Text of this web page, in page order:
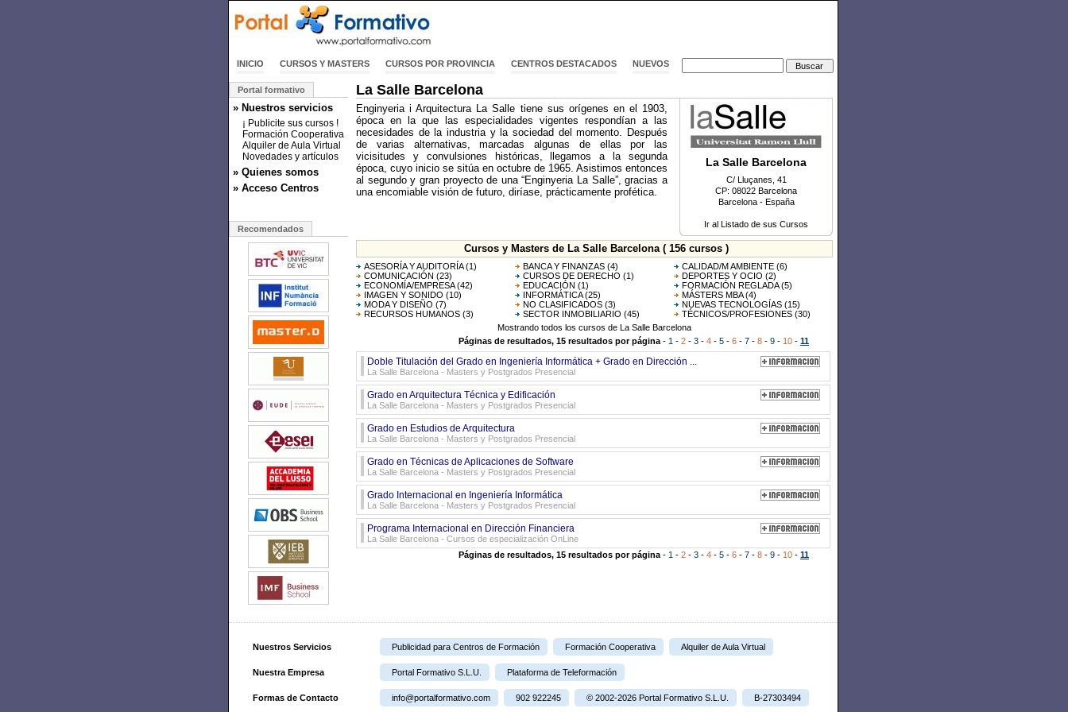
INICIO CURSOS Y MASTERS CURSOS POR PROVINCIA CENTROS DESTACADOS NUEVOS
Portal formativo
» Nuestros servicios
¡ Publicite sus cursos !
Formación Cooperativa
Alquiler de Aula Virtual
Novedades y artículos
» Quienes somos
» Acceso Centros
Recomendados
La Salle Barcelona
La Salle Barcelona
C/ Lluçanes, 41
CP: 08022 Barcelona
Barcelona - España
Ir al Listado de sus Cursos
Enginyeria i Arquitectura La Salle tiene sus orígenes en el 1903,
época en la que las especialidades vigentes respondían a las
necesidades de la industria y la sociedad del momento. Después
de varias alternativas, marcadas algunas de ellas por las
vicisitudes y convulsiones históricas, llegamos a la segunda
época, cuyo inicio se sitúa en octubre de 1965. Asistimos entonces
al segundo y gran proyecto de una “Enginyeria La Salle”, gracias a
una encomiable visión de futuro, diríase, prácticamente profética.
Cursos y Masters de La Salle Barcelona ( 156 cursos )
ASESORÍA Y AUDITORÍA(1) BANCA Y FINANZAS (4) CALIDAD/M AMBIENTE (6)
COMUNICACIÓN (23) CURSOS DE DERECHO (1) DEPORTES Y OCIO (2)
ECONOMÍA/EMPRESA(42) EDUCACIÓN (1) FORMACIÓN REGLADA(5)
IMAGEN Y SONIDO (10) INFORMÁTICA(25) MÁSTERS MBA(4)
MODA Y DISEÑO (7) NO CLASIFICADOS (3) NUEVAS TECNOLOGÍAS (15)
RECURSOS HUMANOS (3) SECTOR INMOBILIARIO (45) TÉCNICOS/PROFESIONES (30)
Mostrando todos los cursos de La Salle Barcelona
Páginas de resultados, 15 resultados por página - 1 - 2 - 3 - 4 - 5 - 6 - 7 - 8 - 9 - 10 - 11
Doble Titulación del Grado en Ingeniería Informática + Grado en Dirección ...
La Salle Barcelona - Masters y Postgrados Presencial
Grado en Arquitectura Técnica y Edificación
La Salle Barcelona - Masters y Postgrados Presencial
Grado en Estudios de Arquitectura
La Salle Barcelona - Masters y Postgrados Presencial
Grado en Técnicas de Aplicaciones de Software
La Salle Barcelona - Masters y Postgrados Presencial
Grado Internacional en Ingeniería Informática
La Salle Barcelona - Masters y Postgrados Presencial
Programa Internacional en Dirección Financiera
La Salle Barcelona - Cursos de especialización OnLine
Páginas de resultados, 15 resultados por página - 1 - 2 - 3 - 4 - 5 - 6 - 7 - 8 - 9 - 10 - 11
Nuestros Servicios Publicidad para Centros de Formación Formación Cooperativa Alquiler de Aula Virtual
Nuestra Empresa Portal Formativo S.L.U. Plataforma de Teleformación
Formas de Contacto info@portalformativo.com 902 922245 © 2002-2026 Portal Formativo S.L.U. B-27303494